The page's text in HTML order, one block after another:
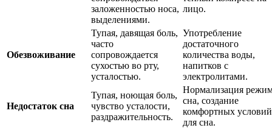
заложенностью носа,
выделениями.
лицо.
Обезвоживание
Тупая, давящая боль,
часто
сопровождается
сухостью во рту,
усталостью.
Употребление
достаточного
количества воды,
напитков с
электролитами.
Недостаток сна
Тупая, ноющая боль,
чувство усталости,
раздражительность.
Нормализация
сна, создание
комфортных условий
для сна.